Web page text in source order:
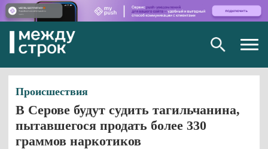
Происшествия
В Серове будут судить тагильчанина,
пытавшегося продать более 330
граммов наркотиков